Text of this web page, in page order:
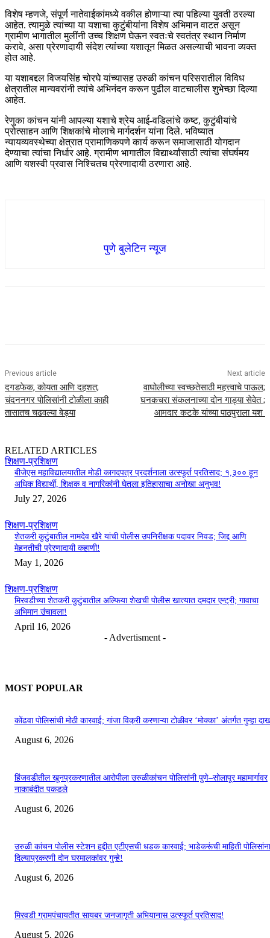
विशेष म्हणजे, संपूर्ण नातेवाईकांमध्ये वकील होणाऱ्या त्या पहिल्या युवती ठरल्या
आहेत. त्यामुळे त्यांच्या या यशाचा कुटुंबीयांना विशेष अभिमान वाटत असून
ग्रामीण भागातील मुलींनी उच्च शिक्षण घेऊन स्वतःचे स्वतंत्र स्थान निर्माण
करावे, असा प्रेरणादायी संदेश त्यांच्या यशातून मिळत असल्याची भावना व्यक्त
होत आहे.
या यशाबद्दल विजयसिंह चोरघे यांच्यासह उरुळी कांचन परिसरातील विविध
क्षेत्रातील मान्यवरांनी त्यांचे अभिनंदन करून पुढील वाटचालीस शुभेच्छा दिल्या
आहेत.
रेणुका कांचन यांनी आपल्या यशाचे श्रेय आई-वडिलांचे कष्ट, कुटुंबीयांचे
प्रोत्साहन आणि शिक्षकांचे मोलाचे मार्गदर्शन यांना दिले. भविष्यात
न्यायव्यवस्थेच्या क्षेत्रात प्रामाणिकपणे कार्य करून समाजासाठी योगदान
देण्याचा त्यांचा निर्धार आहे. ग्रामीण भागातील विद्यार्थ्यांसाठी त्यांचा संघर्षमय
आणि यशस्वी प्रवास निश्चितच प्रेरणादायी ठरणारा आहे.
पुणे बुलेटिन न्यूज
Previous article
दगडफेक, कोयता आणि दहशत;
चंदननगर पोलिसांनी टोळीला काही
तासातच चढवल्या बेड्या
Next article
वाघोलीच्या स्वच्छतेसाठी महत्त्वाचे पाऊल;
घनकचरा संकलनाच्या दोन गाड्या सेवेत ;
आमदार कटके यांच्या पाठपुराला यश
RELATED ARTICLES
शिक्षण-प्रशिक्षण
बीजेएस महाविद्यालयातील मोडी कागदपत्र प्रदर्शनाला उत्स्फूर्त प्रतिसाद; १,३०० हून
अधिक विद्यार्थी, शिक्षक व नागरिकांनी घेतला इतिहासाचा अनोखा अनुभव!
July 27, 2026
शिक्षण-प्रशिक्षण
शेतकरी कुटुंबातील नामदेव खैरे यांची पोलीस उपनिरीक्षक पदावर निवड; जिद्द आणि
मेहनतीची प्रेरणादायी कहाणी!
May 1, 2026
शिक्षण-प्रशिक्षण
मिरवडीच्या शेतकरी कुटुंबातील अल्फिया शेखची पोलीस खात्यात दमदार एन्ट्री; गावाचा
अभिमान उंचावला!
April 16, 2026
- Advertisment -
MOST POPULAR
कोंढवा पोलिसांची मोठी कारवाई; गांजा विक्री करणाऱ्या टोळीवर ‘मोक्का’ अंतर्गत गुन्हा
August 6, 2026
हिंजवडीतील खूनप्रकरणातील आरोपीला उरुळीकांचन पोलिसांनी पुणे–सोलापूर महामार्गावर
नाकाबंदीत पकडले
August 6, 2026
उरुळी कांचन पोलीस स्टेशन हद्दीत एटीएसची धडक कारवाई; भाडेकरूंची माहिती
दिल्याप्रकरणी दोन घरमालकांवर गुन्हे!
August 6, 2026
मिरवडी ग्रामपंचायतीत सायबर जनजागृती अभियानास उत्स्फूर्त प्रतिसाद!
August 5, 2026